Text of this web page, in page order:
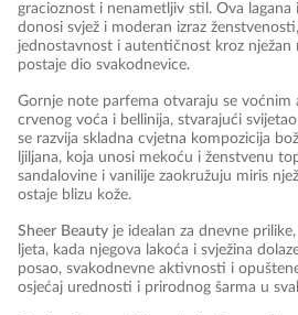
gracioznost i nenametljiv stil. Ova lagana
donosi svjež i moderan izraz
jednostavnost i autentičnost kroz nježan
postaje dio svakodnevice.
Gornje note parfema otvaraju se voćnim
crvenog voća i bellinija, stvarajući
se razvija skladna cvjetna kompozicija
ljiljana, koja unosi mekoću i ženstvenu
sandalovine i vanilije zaokružuju miris
ostaje blizu kože.
Sheer Beauty je idealan za dnevne
ljeta, kada njegova lakoća i svježina
posao, svakodnevne aktivnosti i
osjećaj urednosti i prirodnog šarma u